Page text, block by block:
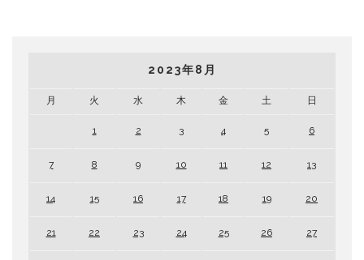
2023年8月
月 火 水 木 金 土 日
1 2 3 4 5 6
7 8 9 10 11 12 13
14 15 16 17 18 19 20
21 22 23 24 25 26 27